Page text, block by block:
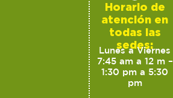
Horario de
atención en
todas las
sedes:
Lunes a Viernes
7:45 am a 12 m –
1:30 pm a 5:30
pm